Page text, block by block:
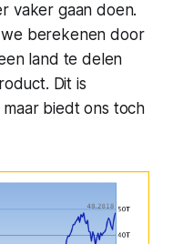
vaker gaan doen.
we berekenen door
land te delen
Dit is
biedt ons toch